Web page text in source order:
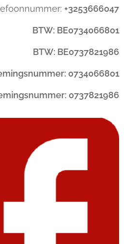
+3253666047
BTW: BE0734066801
BTW: BE0737821986
0734066801
0737821986